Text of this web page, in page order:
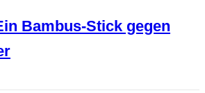
Bambus-Stick gegen